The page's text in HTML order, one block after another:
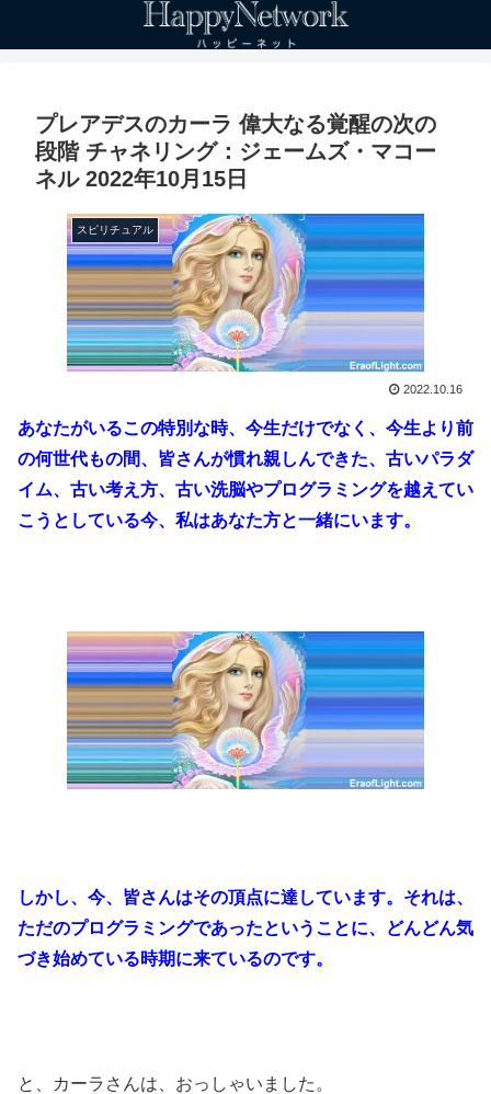
プレアデスのカーラ 偉大なる覚醒の次の
段階 チャネリング：ジェームズ・マコー
ネル 2022年10月15日
スピリチュアル
2022.10.16
あなたがいるこの特別な時、今生だけでなく、今生より前
の何世代もの間、皆さんが慣れ親しんできた、古いパラダ
イム、古い考え方、古い洗脳やプログラミングを越えてい
こうとしている今、私はあなた方と一緒にいます。
しかし、今、皆さんはその頂点に達しています。それは、
ただのプログラミングであったということに、どんどん気
づき始めている時期に来ているのです。
と、カーラさんは、おっしゃいました。